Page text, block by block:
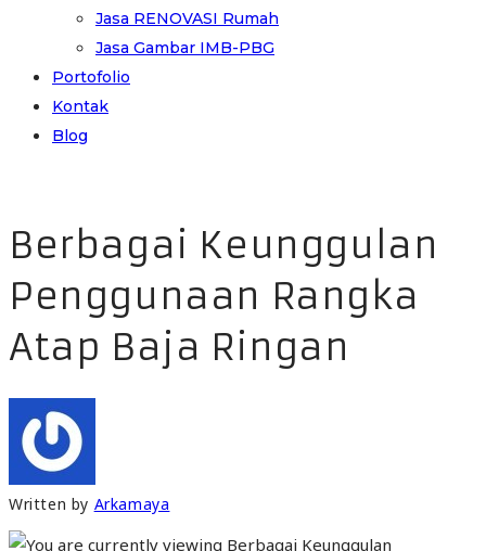
Jasa RENOVASI Rumah
Jasa Gambar IMB-PBG
Portofolio
Kontak
Blog
Berbagai Keunggulan
Penggunaan Rangka
Atap Baja Ringan
Written by Arkamaya